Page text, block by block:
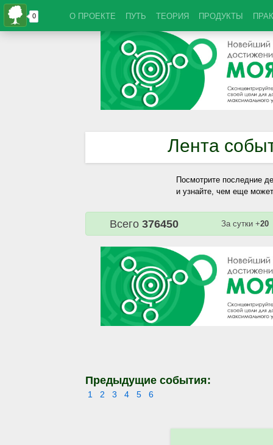
О ПРОЕКТЕ ПУТЬ ТЕОРИЯ ПРОДУКТЫ
Лента
Посмотрите последние
и узнайте, чем еще
Всего 376450 За сутки +20
Предыдущие события:
1 2 3 4 5 6